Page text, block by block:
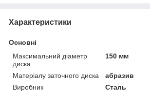
Характеристики
Основні
Максимальний діаметр
диска
150 мм
Матеріалу заточного диска
абразив
Виробник
Сталь